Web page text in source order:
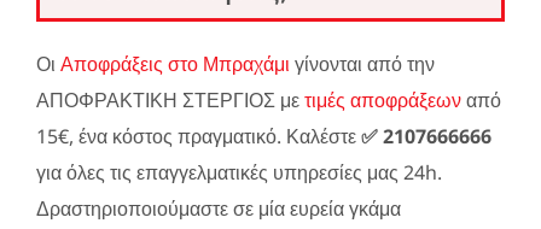
Οι Αποφράξεις στο Μπραχάμι γίνονται από την
ΑΠΟΦΡΑΚΤΙΚΗ ΣΤΕΡΓΙΟΣ μετιμές αποφράξεωναπό
15€, ένα κόστος πραγματικό. Καλέστε✅ 2107666666
για όλες τις επαγγελματικές υπηρεσίες μας 24h.
Δραστηριοποιούμαστε σε μία ευρεία γκάμα